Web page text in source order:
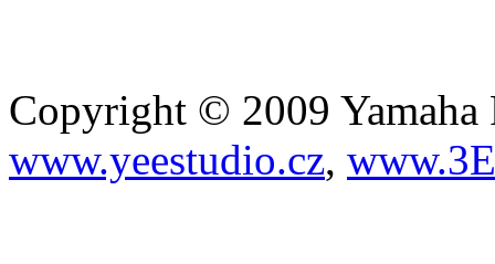
Copyright © 2009 Yamaha
www.yeestudio.cz,